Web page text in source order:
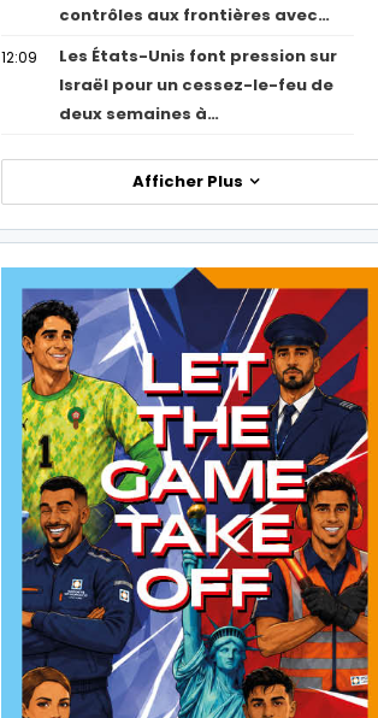
contrôles aux frontières avec…
12:09
Les États-Unis font pression sur
Israël pour un cessez-le-feu de
deux semaines à…
Afficher Plus